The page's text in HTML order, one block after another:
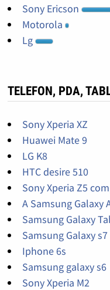
Sony Ericson
Motorola
Lg
TELEFON, PDA,
Sony Xperia XZ
Huawei Mate 9
LG K8
HTC desire 510
Sony Xperia Z5
A Samsung Galaxy
Samsung Galaxy
Samsung Galaxy s7
Iphone 6s
Samsung galaxy s6
Sony Xperia M2